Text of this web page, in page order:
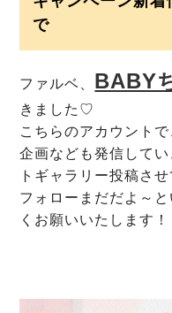
で
ファルベ、 BABY
きました♡
こちらのアカウント
企画なども発信して
トギャラリー投稿さ
フォローまだだよ～
くお願いいたします！